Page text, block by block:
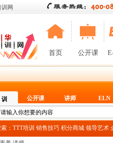
网
首页 公开课
公开课 讲师 ELN
： TTT培训 销售技巧 积分商城 领导艺术